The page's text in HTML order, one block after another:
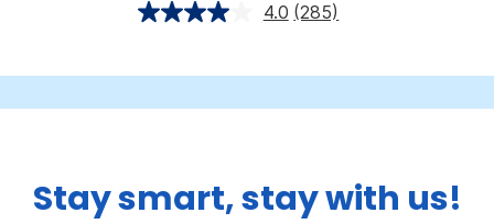
4.0 (285)
Stay smart, stay with us!